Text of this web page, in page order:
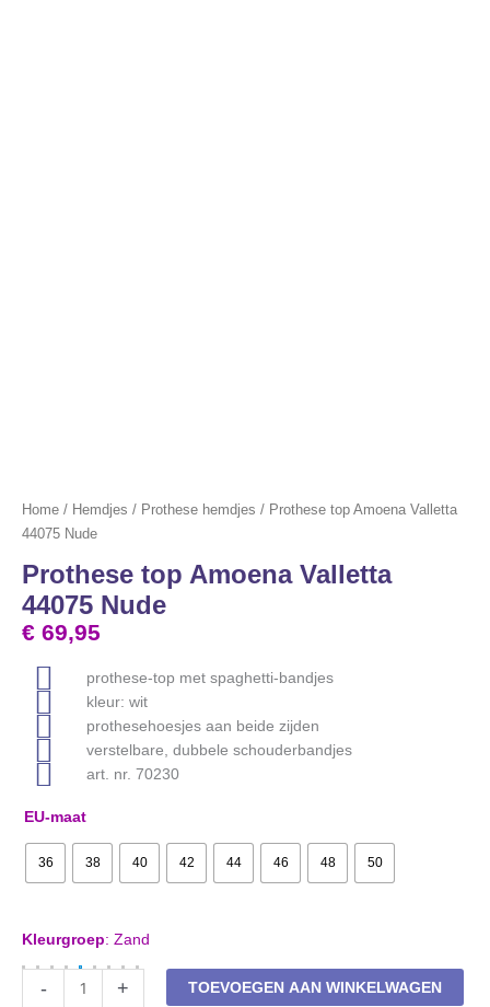
Home / Hemdjes / Prothese hemdjes / Prothese top Amoena Valletta
44075 Nude
Prothese top Amoena Valletta
44075 Nude
€ 69,95
prothese-top met spaghetti-bandjes
kleur: wit
prothesehoesjes aan beide zijden
verstelbare, dubbele schouderbandjes
art. nr. 70230
EU-maat
36 38 40 42 44 46 48 50
Kleurgroep: Zand
- + TOEVOEGEN AAN WINKELWAGEN